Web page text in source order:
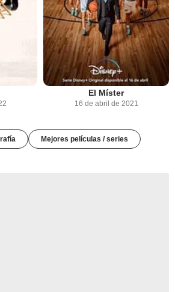
El Míster
16 de abril de 2021
Mejores películas / series